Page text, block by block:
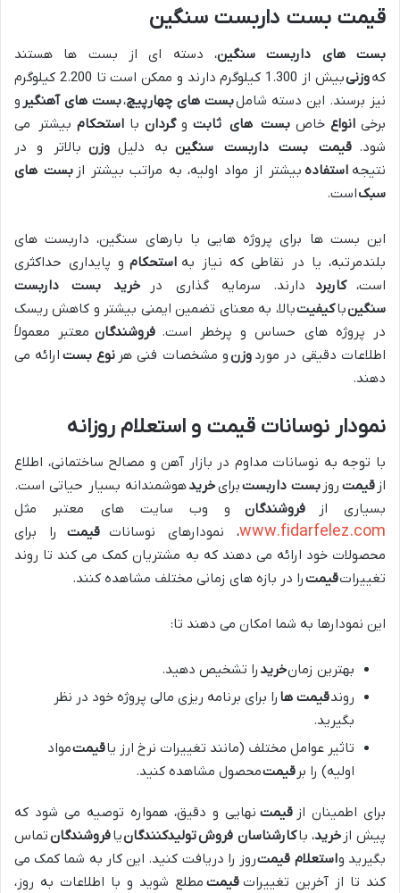
قیمت بست داربست سنگین
بست های داربست سنگین، دسته ای از بست ها هستند
کهوزنی
بیش از 1.300 کیلوگرم دارند و ممکن است تا 2.200 کیلوگرم
نیز برسند. این دسته شاملبست های چهارپیچ،بست های آهنگیر و
برخی انواع خاص بست های ثابت و گردان با استحکام بیشتر می
شود. قیمت بست داربست سنگین به دلیل وزن بالاتر و در
نتیجه استفاده بیشتر از مواد اولیه، به مراتب بیشتر از بست های
سبکاست.
این بست ها برای پروژه هایی با بارهای سنگین، داربست های
بلندمرتبه، یا در نقاطی که نیاز به استحکام و پایداری حداکثری
است، کاربرد دارند. سرمایه گذاری در
خرید بست داربست
سنگینباکیفیتبالا، به معنای تضمین ایمنی بیشتر و کاهش ریسک
در پروژه های حساس و پرخطر است. فروشندگان معتبر معمولاً
اطلاعات دقیقی در مورد وزنو مشخصات فنی هر نوع بست ارائه می
دهند.
نمودار نوسانات قیمت و استعلام روزانه
با توجه به نوسانات مداوم در بازار آهن و مصالح ساختمانی، اطلاع
از قیمت روز بست داربستبرایخریدهوشمندانه بسیار حیاتی است.
بسیاری از
فروشندگان و وب سایت های معتبر مثل
www.fidarfelez.com، نمودارهای نوسانات قیمت
را برای
محصولات خود ارائه می دهند که به مشتریان کمک می کند تا روند
تغییراتقیمترا در بازه های زمانی مختلف مشاهده کنند.
این نمودارها به شما امکان می دهند تا:
بهترین زمانخریدرا تشخیص دهید.
روندقیمت ها را برای برنامه ریزی مالی پروژه خود در نظر
بگیرید.
تاثیر عوامل مختلف (مانند تغییرات نرخ ارز یاقیمتمواد
اولیه) را بر قیمتمحصول مشاهده کنید.
برای اطمینان از قیمت نهایی و دقیق، همواره توصیه می شود که
پیش از خرید، باکارشناسان فروشتولیدکنندگانیافروشندگانتماس
بگیرید واستعلام قیمتروز را دریافت کنید. این کار به شما کمک می
کند تا از آخرین تغییرات قیمت مطلع شوید و با اطلاعات به روز،